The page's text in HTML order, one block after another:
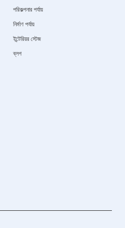
পরিকল্পনার পর্যায়
নির্মাণ পর্যায়
ইন্টেরিয়র স্টেজ
ব্লগ